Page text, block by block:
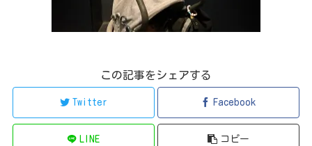
この記事をシェアする
Twitter Facebook
LINE コピー